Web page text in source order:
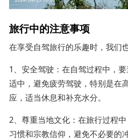
旅行中的注意事项
在享受自驾旅行的乐趣时，我们
1、安全驾驶：在自驾过程中，
适中，避免疲劳驾驶，特别是在
应，适当休息和补充水分。
2、尊重当地文化：在旅行过程
习惯和宗教信仰，避免不必要的